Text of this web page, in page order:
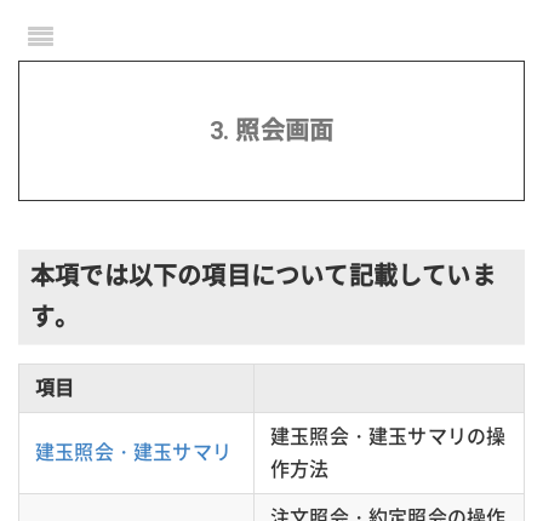
3. 照会画面
本項では以下の項目について記載していま
す。
項目
建玉照会・建玉サマリ
建玉照会・建玉サマリの操
作方法